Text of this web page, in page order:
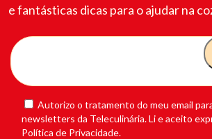
e fantásticas dicas para o ajudar na
Autorizo o tratamento do meu email
newsletters da Teleculinária. Li e aceito
Política de Privacidade.